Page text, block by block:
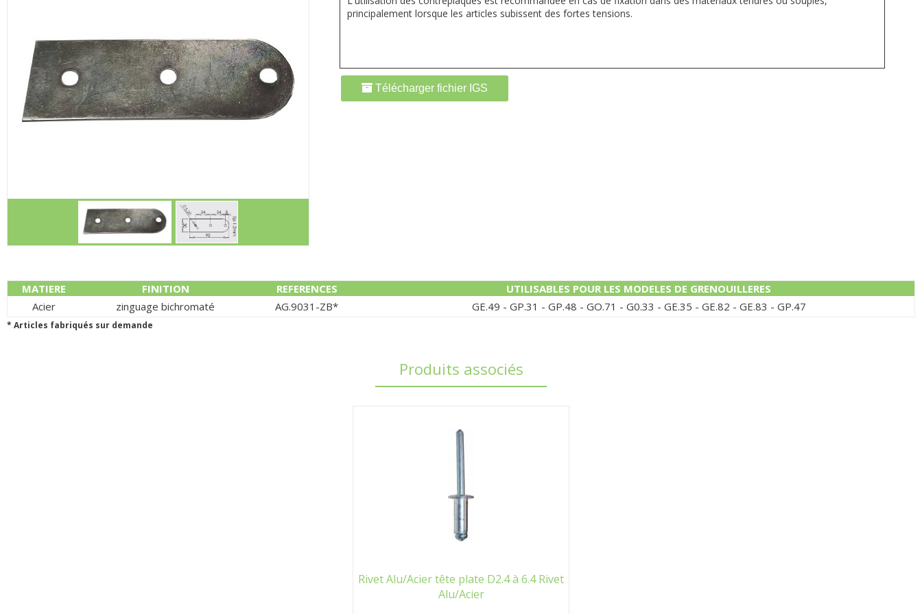
principalement lorsque les articles subissent des fortes tensions.
Télécharger fichier IGS
MATIERE FINITION REFERENCES
UTILISABLES POUR LES MODELES DE GRENOUILLERES
Acier
zinguage bichromaté AG.9031-ZB* GE.49 - GP.31 - GP.48 - GO.71 - G0.33 - GE.35 - GE.82 - GE.83 - GP.47
* Articles fabriqués sur demande
Produits associés
Rivet Alu/Acier tête plate D2.4 à 6.4 Rivet
Alu/Acier